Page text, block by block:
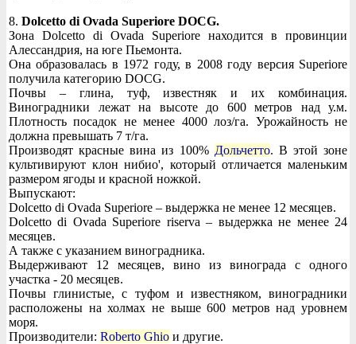
8. Dolcetto di Ovada Superiore DOCG.
Зона Dolcetto di Ovada Superiore находится в провинции
Алессандрия, на юге Пьемонта.
Она образовалась в 1972 году, в 2008 году версия Superiore
получила категорию DOCG.
Почвы – глина, туф, известняк и их комбинация.
Виноградники лежат на высоте до 600 метров над у.м.
Плотность посадок не менее 4000 лоз/га. Урожайность не
должна превышать 7 т/га.
Производят красные вина из 100% Дольчетто. В этой зоне
культивируют клон нибио', который отличается маленьким
размером ягоды и красной ножкой.
Выпускают:
Dolcetto di Ovada Superiore – выдержка не менее 12 месяцев.
Dolcetto di Ovada Superiore riserva – выдержка не менее 24
месяцев.
А также с указанием виноградника.
Выдерживают 12 месяцев, вино из винограда с одного
участка - 20 месяцев.
Почвы глинистые, с туфом и известняком, виноградники
расположены на холмах не выше 600 метров над уровнем
моря.
Производители: Roberto Ghio и другие.